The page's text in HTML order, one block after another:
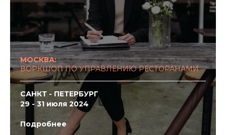
МОСКВА:
ВОРКШОП ПО УПРАВЛЕНИЮ РЕСТОРАНАМИ
САНКТ - ПЕТЕРБУРГ
29 - 31 июля 2024
Подробнее